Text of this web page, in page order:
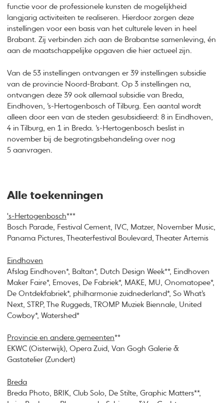
functie voor de professionele kunsten de mogelijkheid
langjarig activiteiten te realiseren. Hierdoor zorgen deze
instellingen voor een basis van het culturele leven in heel
Brabant. Zij verbinden zich aan de Brabantse samenleving, én
aan de maatschappelijke opgaven die hier actueel zijn.
Van de 53 instellingen ontvangen er 39 instellingen subsidie
van de provincie Noord-Brabant. Op 3 instellingen na,
ontvangen deze 39 ook allemaal subsidie van Breda,
Eindhoven, ’s-Hertogenbosch of Tilburg. Een aantal wordt
alleen door een van de steden gesubsidieerd: 8 in Eindhoven,
4 in Tilburg, en 1 in Breda. ’s-Hertogenbosch beslist in
november bij de begrotingsbehandeling over nog
5 aanvragen.
Alle toekenningen
's-Hertogenbosch***
Bosch Parade, Festival Cement, IVC, Matzer, November Music,
Panama Pictures, Theaterfestival Boulevard, Theater Artemis
Eindhoven
Afslag Eindhoven*, Baltan*, Dutch Design Week**, Eindhoven
Maker Faire*, Emoves, De Fabriek*, MAKE, MU, Onomatopee*,
De Ontdekfabriek*, philharmonie zuidnederland*, So What’s
Next, STRP, The Ruggeds, TROMP Muziek Biennale, United
Cowboy*, Watershed*
Provincie en andere gemeenten**
EKWC (Oisterwijk), Opera Zuid, Van Gogh Galerie &
Gastatelier (Zundert)
Breda
Breda Photo, BRIK, Club Solo, De Stilte, Graphic Matters**,